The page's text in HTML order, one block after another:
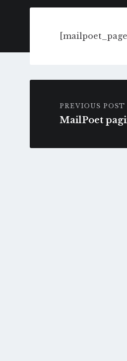
[mailpoet_page]
PREVIOUS POST
MailPoet